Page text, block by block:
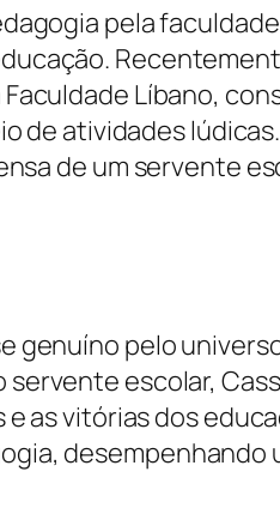
pela
Faculdade Líbano,
de atividades
de um servente
genuíno pelo
escolar,
as vitórias dos
desempenhando